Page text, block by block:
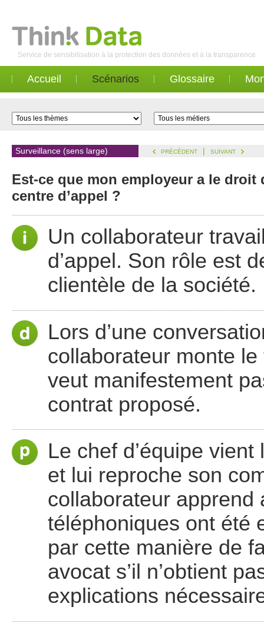
Service de sensibilisation à la protection des données et à la transparence
Accueil Scénarios Glossaire
Surveillance (sens large) PRÉCÉDENT | SUIVANT
Est-ce que mon employeur a le
centre d’appel ?
Un collaborateur
d’appel. Son rôle est
clientèle de la société.
Lors d’une
collaborateur monte
veut manifestement
contrat proposé.
Le chef d’équipe
et lui reproche son
collaborateur apprend
téléphoniques ont été
par cette manière de
avocat s’il n’obtient
explications